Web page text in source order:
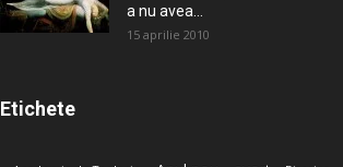
a nu avea...
15 aprilie 2010
Etichete